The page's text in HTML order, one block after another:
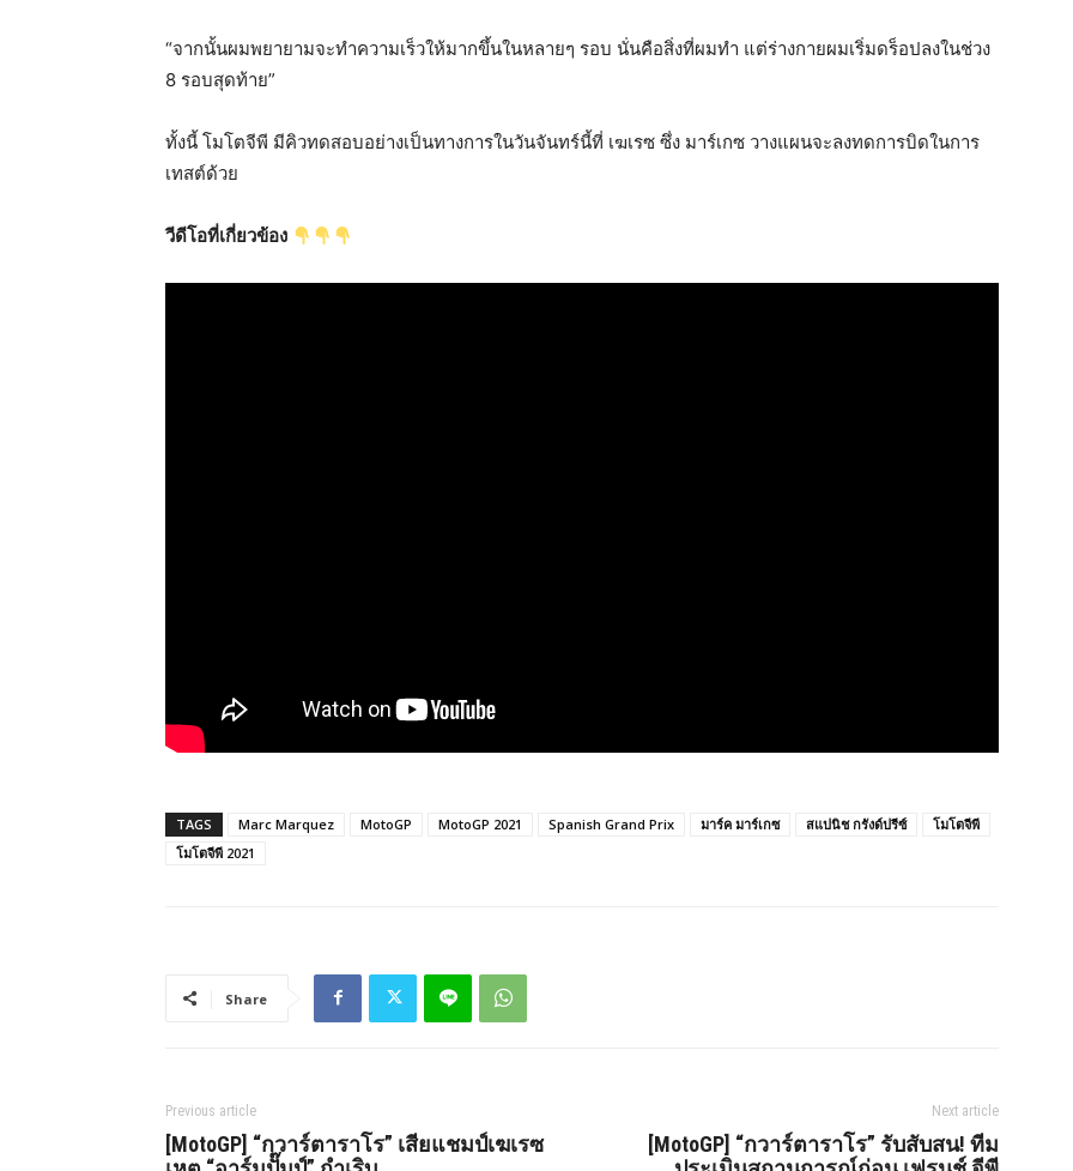
“จากนั้นผมพยายามจะทำความเร็วให้มากขึ้นในหลายๆ รอบ นั่นคือสิ่งที่ผมทำ แต่ร่างกายผมเริ่มดร็อปลงในช่วง
8 รอบสุดท้าย”
ทั้งนี้ โมโตจีพี มีคิวทดสอบอย่างเป็นทางการในวันจันทร์นี้ที่ เฆเรซ ซึ่ง มาร์เกซ วางแผนจะลงทดการบิดในการ
เทสต์ด้วย
วีดีโอที่เกี่ยวข้อง
TAGS Marc Marquez MotoGP MotoGP 2021 Spanish Grand Prix มาร์ค มาร์เกซ สแปนิช กรังด์ปรีซ์
โมโตจีพี
โมโตจีพี 2021
Share
Previous article
[MotoGP] “กวาร์ตาราโร” เสียแชมป์เฆเรซ
Next article
[MotoGP] “กวาร์ตาราโร” รับสับสน! ทีม